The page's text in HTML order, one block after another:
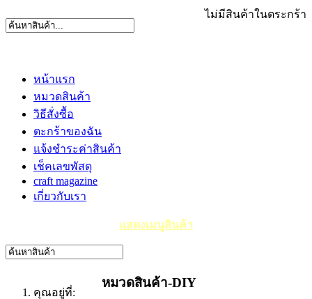
ไม่มีสินค้าในตระกร้า
หน้าแรก
หมวดสินค้า
วิธีสั่งซื้อ
ตะกร้าของฉัน
แจ้งชำระค่าสินค้า
เช็คเลขพัสดุ
craft magazine
เกี่ยวกับเรา
แสดงเมนูสินค้า
คุณอยู่ที่:
หมวดสินค้า-DIY